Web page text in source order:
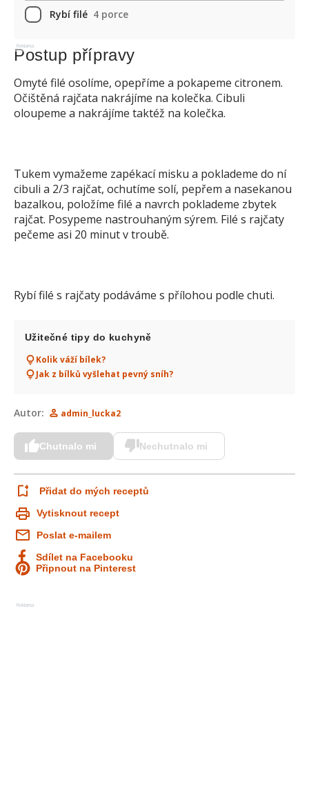
Rybí filé 4 porce
Reklama
Postup přípravy
Omyté filé osolíme, opepříme a pokapeme citronem.
Očištěná rajčata nakrájíme na kolečka. Cibuli
oloupeme a nakrájíme taktéž na kolečka.
Tukem vymažeme zapékací misku a poklademe do ní
cibuli a 2/3 rajčat, ochutíme solí, pepřem a nasekanou
bazalkou, položíme filé a navrch poklademe zbytek
rajčat. Posypeme nastrouhaným sýrem. Filé s rajčaty
pečeme asi 20 minut v troubě.
Rybí filé s rajčaty podáváme s přílohou podle chuti.
Užitečné tipy do kuchyně
Kolik váží bílek?
Jak z bílků vyšlehat pevný sníh?
Autor: admin_lucka2
Chutnalo mi Nechutnalo mi
Přidat do mých receptů
Vytisknout recept
Poslat e-mailem
Sdílet na Facebooku
Připnout na Pinterest
Reklama